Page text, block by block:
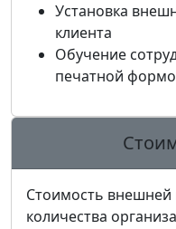
Установка
клиента
Обучение
печатной
Стоимость
количества